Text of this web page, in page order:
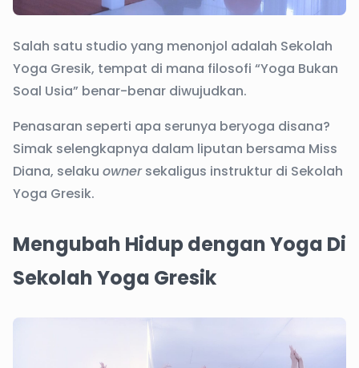
Salah satu studio yang menonjol adalah Sekolah
Yoga Gresik, tempat di mana filosofi “Yoga Bukan
Soal Usia” benar-benar diwujudkan.
Penasaran seperti apa serunya beryoga disana?
Simak selengkapnya dalam liputan bersama Miss
Diana, selaku ownersekaligus instruktur di Sekolah
Yoga Gresik.
Mengubah Hidup dengan Yoga Di
Sekolah Yoga Gresik